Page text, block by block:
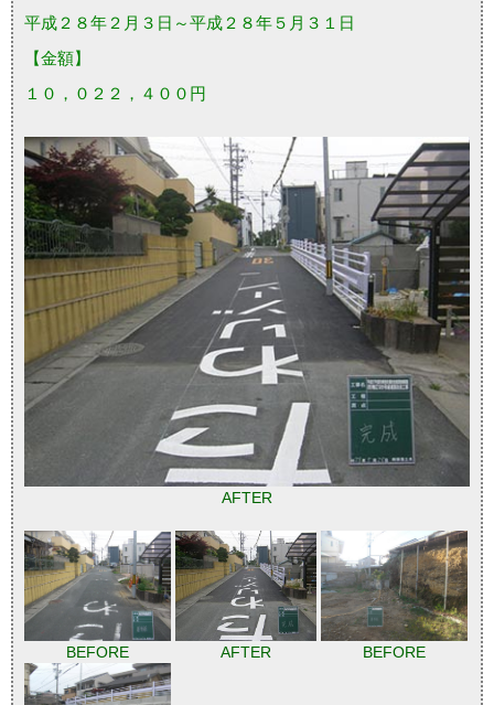
平成２８年２月３日～平成２８年５月３１日
【金額】
１０，０２２，４００円
AFTER
BEFORE AFTER BEFORE